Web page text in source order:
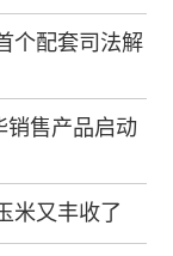
个配套司法解
销售产品启动
米又丰收了